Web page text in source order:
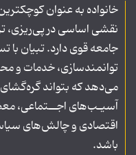
خانواده به عنوان
نقشی اساسی در پی‌ریزی،
جامعه قوی دارد. تبیان با
توانمندسازی، خدمات و
می‌دهد که بتواند
آسیـب‌های اجــتماعی،
اقتصادی و چالش‌های
باشد.